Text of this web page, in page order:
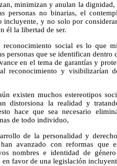
minimizan y anulan la dignidad,
personas no binarias, el
incluyente, y no solo por
él la libertad de ser.
social es lo que
personas que se identifican
en el tema de garantías y
reconocimiento y visibilizarían
existen muchos estereotipos
distorsiona la realidad y
hace que sea necesario
de todo individuo,
de la personalidad y
avanzado con reformas que
nombres e identidad de
favor de una legislación